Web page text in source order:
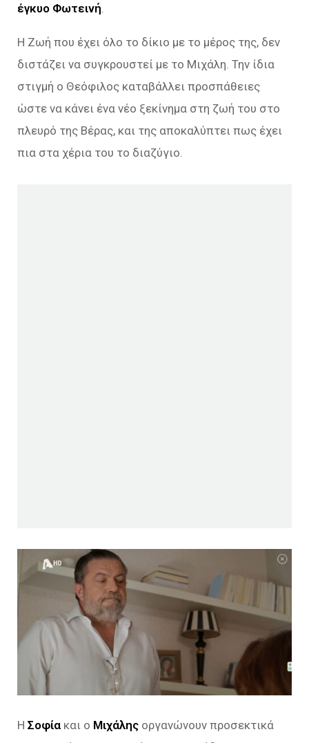
έγκυο Φωτεινή
Η Ζωή που έχει όλο το δίκιο με το μέρος της, δεν
διστάζει να συγκρουστεί με το Μιχάλη. Την ίδια
στιγμή ο Θεόφιλος καταβάλλει προσπάθειες
ώστε να κάνει ένα νέο ξεκίνημα στη ζωή του στο
πλευρό της Βέρας, και της αποκαλύπτει πως έχει
πια στα χέρια του το διαζύγιο.
Η Σοφία και ο Μιχάλης οργανώνουν προσεκτικά